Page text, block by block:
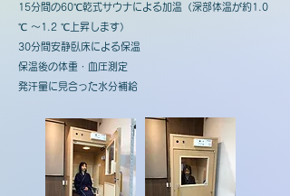
15分間の60℃乾式サウナによる加温（深部体温が約1.0
℃ ～1.2 ℃上昇します）
30分間安静臥床による保温
保温後の体重・血圧測定
発汗量に見合った水分補給